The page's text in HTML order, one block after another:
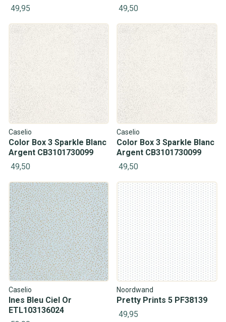
49,95
49,50
Caselio
Color Box 3 Sparkle Blanc
Argent CB3101730099
49,50
Caselio
Color Box 3 Sparkle Blanc
Argent CB3101730099
49,50
Caselio
Ines Bleu Ciel Or
ETL103136024
Noordwand
Pretty Prints 5 PF38139
49,95